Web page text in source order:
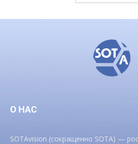
О НАС
SOTAvision (сокращенно SOTA) —